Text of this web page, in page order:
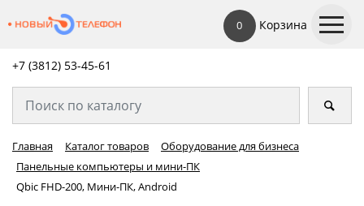
0 Корзина
+7 (3812) 53-45-61
Главная Каталог товаров
Оборудование для бизнеса
Панельные компьютеры и мини-ПК
Qbic FHD-200, Мини-ПК, Android